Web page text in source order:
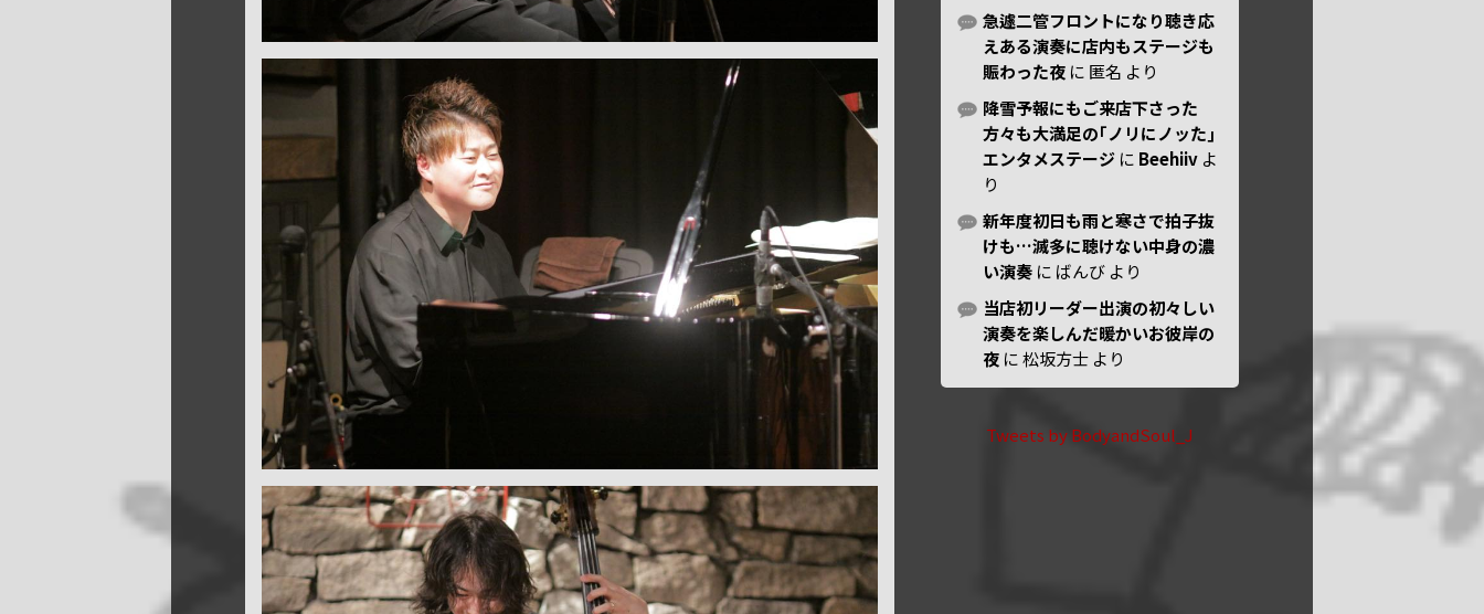
急遽二管フロントになり聴き応
えある演奏に店内もステージも
賑わった夜 に 匿名 より
降雪予報にもご来店下さった
方々も大満足の｢ノリにノッた｣
エンタメステージ に Beehiiv よ
り
新年度初日も雨と寒さで拍子抜
けも…滅多に聴けない中身の濃
い演奏 に ばんび より
当店初リーダー出演の初々しい
演奏を楽しんだ暖かいお彼岸の
夜 に松坂方士 より
Tweets by BodyandSoul_J